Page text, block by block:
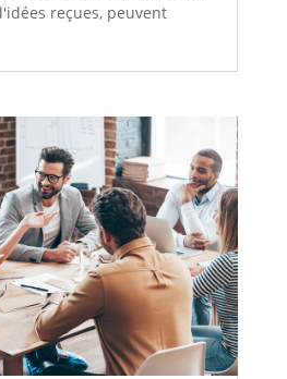
reçues, peuvent